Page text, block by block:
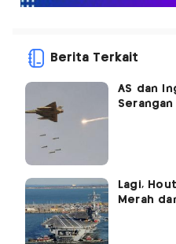
Berita Terkait
AS dan
Serangan
Lagi,
Merah